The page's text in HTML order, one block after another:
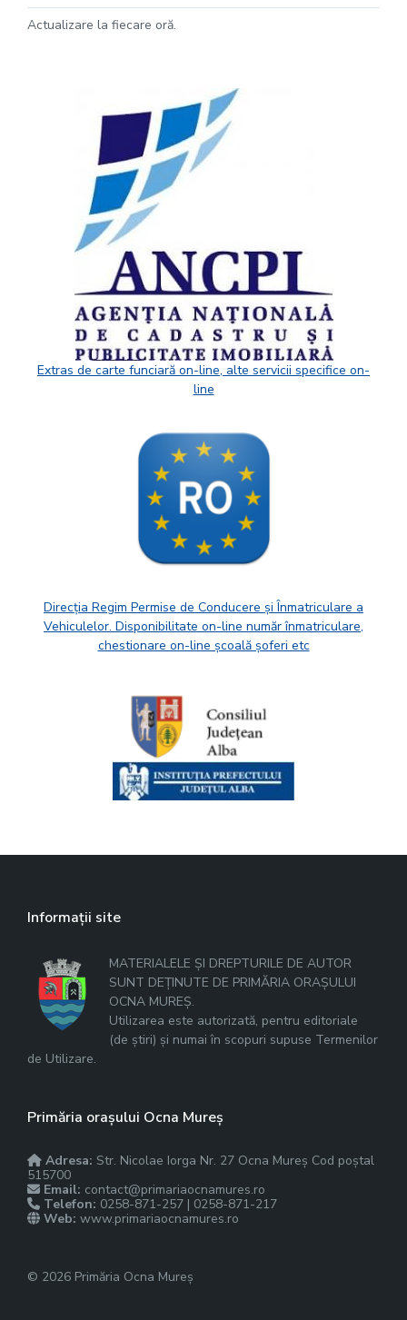
Actualizare la fiecare oră.
Extras de carte funciară on-line, alte servicii specifice on-
line
Direcția Regim Permise de Conducere și Înmatriculare a
Vehiculelor. Disponibilitate on-line număr înmatriculare,
chestionare on-line școală șoferi etc
Informații site
MATERIALELE ȘI DREPTURILE DE AUTOR
SUNT DEȚINUTE DE PRIMĂRIA ORAȘULUI
OCNA MUREȘ.
Utilizarea este autorizată, pentru editoriale
(de știri) și numai în scopuri supuse Termenilor
de Utilizare.
Primăria orașului Ocna Mureș
Adresa: Str. Nicolae Iorga Nr. 27 Ocna Mureș Cod poștal
515700
Email: contact@primariaocnamures.ro
Telefon: 0258-871-257 | 0258-871-217
Web: www.primariaocnamures.ro
© 2026 Primăria Ocna Mureș